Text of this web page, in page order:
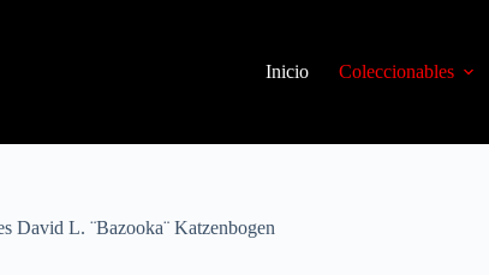
Inicio
Coleccionables
David L. ¨Bazooka¨ Katzenbogen